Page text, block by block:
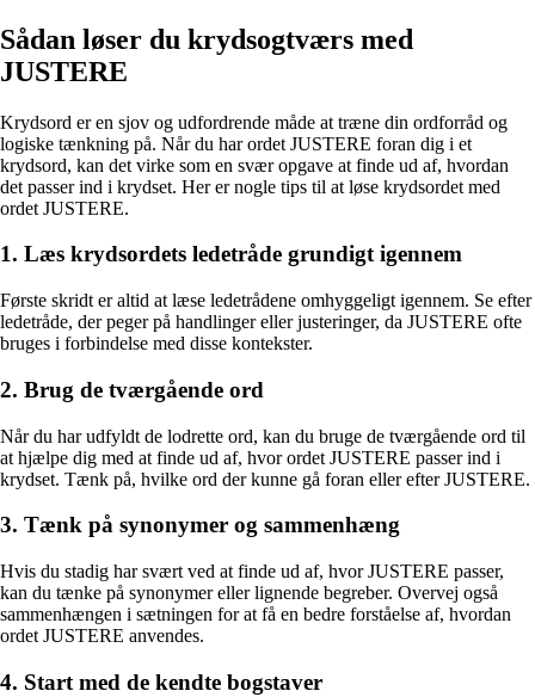
Sådan løser du krydsogtværs med
JUSTERE
Krydsord er en sjov og udfordrende måde at træne din ordforråd og
logiske tænkning på. Når du har ordet JUSTERE foran dig i et
krydsord, kan det virke som en svær opgave at finde ud af, hvordan
det passer ind i krydset. Her er nogle tips til at løse krydsordet med
ordet JUSTERE.
1. Læs krydsordets ledetråde grundigt igennem
Første skridt er altid at læse ledetrådene omhyggeligt igennem. Se efter
ledetråde, der peger på handlinger eller justeringer, da JUSTERE ofte
bruges i forbindelse med disse kontekster.
2. Brug de tværgående ord
Når du har udfyldt de lodrette ord, kan du bruge de tværgående ord til
at hjælpe dig med at finde ud af, hvor ordet JUSTERE passer ind i
krydset. Tænk på, hvilke ord der kunne gå foran eller efter JUSTERE.
3. Tænk på synonymer og sammenhæng
Hvis du stadig har svært ved at finde ud af, hvor JUSTERE passer,
kan du tænke på synonymer eller lignende begreber. Overvej også
sammenhængen i sætningen for at få en bedre forståelse af, hvordan
ordet JUSTERE anvendes.
4. Start med de kendte bogstaver